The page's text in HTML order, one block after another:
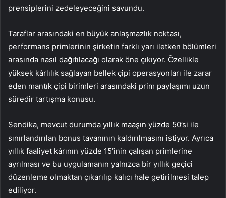
prensiplerini zedeleyeceğini savundu.
Taraflar arasındaki en büyük anlaşmazlık noktası,
performans primlerinin şirketin farklı yarı iletken bölümleri
arasında nasıl dağıtılacağı olarak öne çıkıyor. Özellikle
yüksek kârlılık sağlayan bellek çipi operasyonları ile zarar
eden mantık çipi birimleri arasındaki prim paylaşımı uzun
süredir tartışma konusu.
Sendika, mevcut durumda yıllık maaşın yüzde 50’si ile
sınırlandırılan bonus tavanının kaldırılmasını istiyor. Ayrıca
yıllık faaliyet kârının yüzde 15’inin çalışan primlerine
ayrılması ve bu uygulamanın yalnızca bir yıllık geçici
düzenleme olmaktan çıkarılıp kalıcı hale getirilmesi talep
ediliyor.